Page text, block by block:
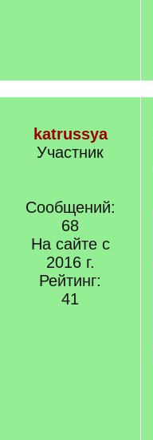
katrussya
Участник
Сообщений:
68
На сайте с
2016 г.
Рейтинг:
41